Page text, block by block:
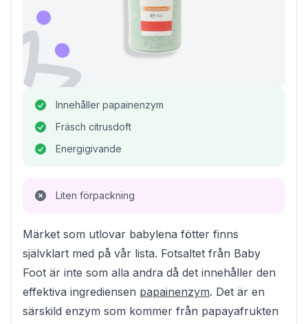
Innehåller papainenzym
Fräsch citrusdoft
Energigivande
Liten förpackning
Märket som utlovar babylena fötter finns
självklart med på vår lista. Fotsaltet från Baby
Foot är inte som alla andra då det innehåller den
effektiva ingrediensen papainenzym. Det är en
särskild enzym som kommer från papayafrukten